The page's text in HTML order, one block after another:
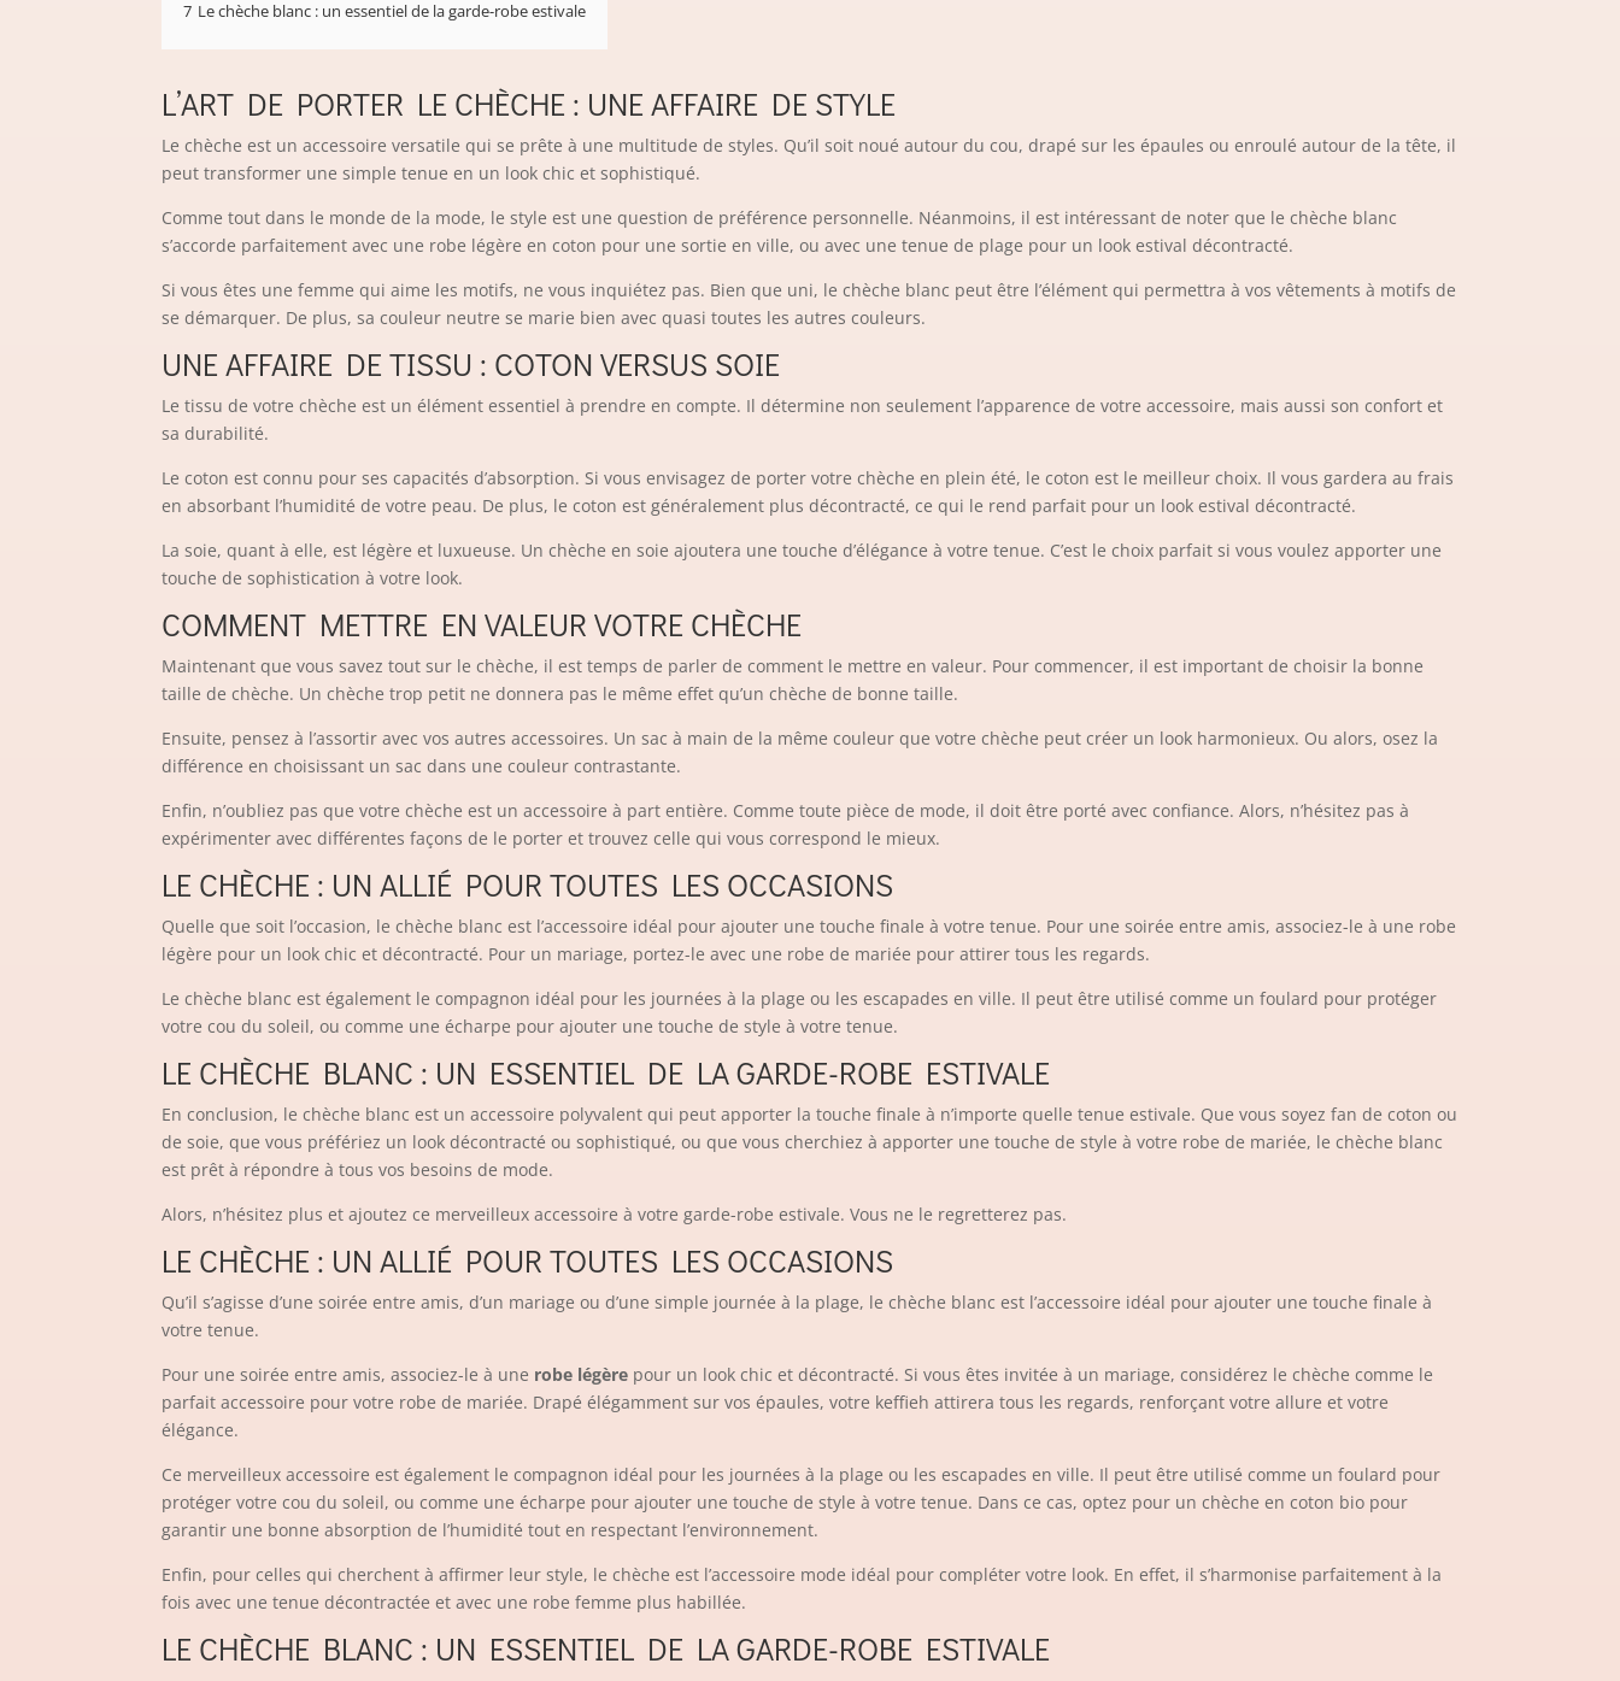
7 Le chèche blanc : un essentiel de la garde-robe estivale
L’ART DE PORTER LE CHÈCHE : UNE AFFAIRE DE STYLE
Le chèche est un accessoire versatile qui se prête à une multitude de styles. Qu’il soit noué autour du cou, drapé sur les épaules ou enroulé autour de la tête, il
peut transformer une simple tenue en un look chic et sophistiqué.
Comme tout dans le monde de la mode, le style est une question de préférence personnelle. Néanmoins, il est intéressant de noter que le chèche blanc
s’accorde parfaitement avec une robe légère en coton pour une sortie en ville, ou avec une tenue de plage pour un look estival décontracté.
Si vous êtes une femme qui aime les motifs, ne vous inquiétez pas. Bien que uni, le chèche blanc peut être l’élément qui permettra à vos vêtements à motifs de
se démarquer. De plus, sa couleur neutre se marie bien avec quasi toutes les autres couleurs.
UNE AFFAIRE DE TISSU : COTON VERSUS SOIE
Le tissu de votre chèche est un élément essentiel à prendre en compte. Il détermine non seulement l’apparence de votre accessoire, mais aussi son confort et
sa durabilité.
Le coton est connu pour ses capacités d’absorption. Si vous envisagez de porter votre chèche en plein été, le coton est le meilleur choix. Il vous gardera au frais
en absorbant l’humidité de votre peau. De plus, le coton est généralement plus décontracté, ce qui le rend parfait pour un look estival décontracté.
La soie, quant à elle, est légère et luxueuse. Un chèche en soie ajoutera une touche d’élégance à votre tenue. C’est le choix parfait si vous voulez apporter une
touche de sophistication à votre look.
COMMENT METTRE EN VALEUR VOTRE CHÈCHE
Maintenant que vous savez tout sur le chèche, il est temps de parler de comment le mettre en valeur. Pour commencer, il est important de choisir la bonne
taille de chèche. Un chèche trop petit ne donnera pas le même effet qu’un chèche de bonne taille.
Ensuite, pensez à l’assortir avec vos autres accessoires. Un sac à main de la même couleur que votre chèche peut créer un look harmonieux. Ou alors, osez la
différence en choisissant un sac dans une couleur contrastante.
Enfin, n’oubliez pas que votre chèche est un accessoire à part entière. Comme toute pièce de mode, il doit être porté avec confiance. Alors, n’hésitez pas à
expérimenter avec différentes façons de le porter et trouvez celle qui vous correspond le mieux.
LE CHÈCHE : UN ALLIÉ POUR TOUTES LES OCCASIONS
Quelle que soit l’occasion, le chèche blanc est l’accessoire idéal pour ajouter une touche finale à votre tenue. Pour une soirée entre amis, associez-le à une robe
légère pour un look chic et décontracté. Pour un mariage, portez-le avec une robe de mariée pour attirer tous les regards.
Le chèche blanc est également le compagnon idéal pour les journées à la plage ou les escapades en ville. Il peut être utilisé comme un foulard pour protéger
votre cou du soleil, ou comme une écharpe pour ajouter une touche de style à votre tenue.
LE CHÈCHE BLANC : UN ESSENTIEL DE LA GARDE-ROBE ESTIVALE
En conclusion, le chèche blanc est un accessoire polyvalent qui peut apporter la touche finale à n’importe quelle tenue estivale. Que vous soyez fan de coton ou
de soie, que vous préfériez un look décontracté ou sophistiqué, ou que vous cherchiez à apporter une touche de style à votre robe de mariée, le chèche blanc
est prêt à répondre à tous vos besoins de mode.
Alors, n’hésitez plus et ajoutez ce merveilleux accessoire à votre garde-robe estivale. Vous ne le regretterez pas.
LE CHÈCHE : UN ALLIÉ POUR TOUTES LES OCCASIONS
Qu’il s’agisse d’une soirée entre amis, d’un mariage ou d’une simple journée à la plage, le chèche blanc est l’accessoire idéal pour ajouter une touche finale à
votre tenue.
Pour une soirée entre amis, associez-le à une robe légère pour un look chic et décontracté. Si vous êtes invitée à un mariage, considérez le chèche comme le
parfait accessoire pour votre robe de mariée. Drapé élégamment sur vos épaules, votre keffieh attirera tous les regards, renforçant votre allure et votre
élégance.
Ce merveilleux accessoire est également le compagnon idéal pour les journées à la plage ou les escapades en ville. Il peut être utilisé comme un foulard pour
protéger votre cou du soleil, ou comme une écharpe pour ajouter une touche de style à votre tenue. Dans ce cas, optez pour un chèche en coton bio pour
garantir une bonne absorption de l’humidité tout en respectant l’environnement.
Enfin, pour celles qui cherchent à affirmer leur style, le chèche est l’accessoire mode idéal pour compléter votre look. En effet, il s’harmonise parfaitement à la
fois avec une tenue décontractée et avec une robe femme plus habillée.
LE CHÈCHE BLANC : UN ESSENTIEL DE LA GARDE-ROBE ESTIVALE